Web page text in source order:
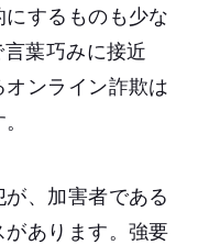
するものも少な
葉巧みに接近
ンライン詐欺は
、加害者である
あります。強要